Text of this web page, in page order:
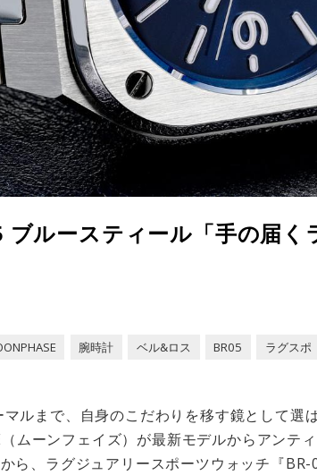
ルースティール「手の届く
腕時計 ベル&ロス BR05 ラグスポ
ルまで、自身のこだわりを移す鏡として選
ムーンフェイズ）が最新モデルからアンテ
ら、ラグジュアリースポーツウォッチ『BR-